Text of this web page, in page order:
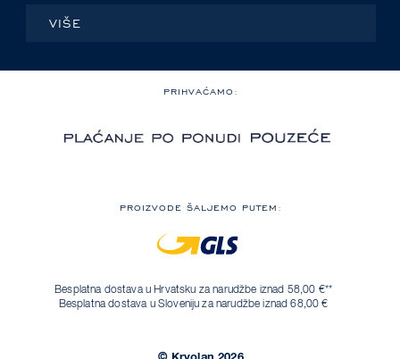
VIŠE
PRIHVAĆAMO:
PROIZVODE ŠALJEMO PUTEM:
Besplatna dostava u Hrvatsku za narudžbe iznad 58,00 €**
Besplatna dostava u Sloveniju za narudžbe iznad 68,00 €